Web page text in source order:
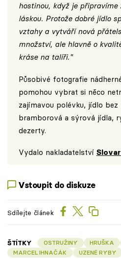
hostinou, když je
láskou. Protože dobré jídlo
vztahy a vytváří nová
množství, ale hlavně o
kráse na talíři."
Působivé fotografie
pomohou vybrat si něco
zajímavou polévku, jídlo bez
bramborová a sýrová jídla,
dezerty.
Vydalo nakladatelství
Vstoupit do diskuze
Sdílejte článek
ŠTÍTKY OSTRUŽINY HRUŠKA
MARCEL IHNAČÁK
UZENÉ RYBY